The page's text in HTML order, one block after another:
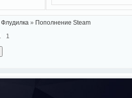
Флудилка » Пополнение Steam
1